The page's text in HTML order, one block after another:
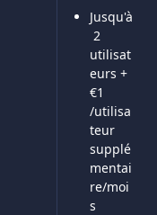
Jusqu'à
2
utilisat
eurs +
€1
/utilisa
teur
supplé
mentai
re/moi
s